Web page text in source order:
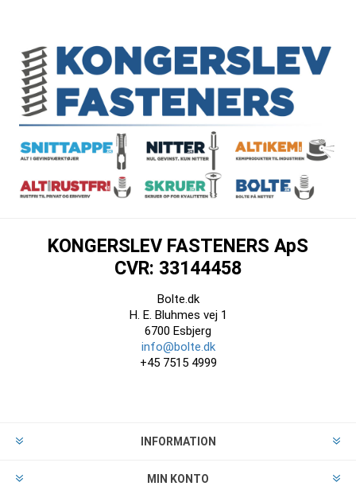
KONGERSLEV FASTENERS ApS
CVR: 33144458
Bolte.dk
H. E. Bluhmes vej 1
6700 Esbjerg
info@bolte.dk
+45 7515 4999
INFORMATION
MIN KONTO